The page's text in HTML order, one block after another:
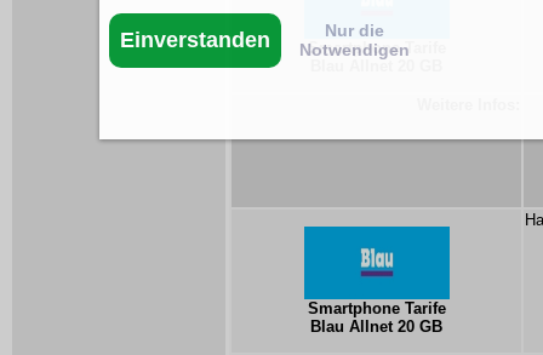
Smartphone Tarife
Smartphone Tarife
Blau Allnet 20 GB
Einverstanden
Nur die
Notwendigen